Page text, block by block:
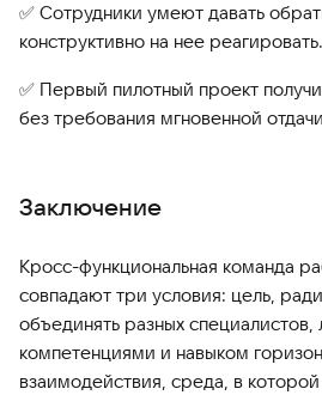
✅ Сотрудники умеют давать
конструктивно на нее реагировать.
✅ Первый пилотный проект
без требования мгновенной
Заключение
Кросс-функциональная команда
совпадают три условия: цель,
объединять разных
компетенциями и навыком
взаимодействия, среда, в